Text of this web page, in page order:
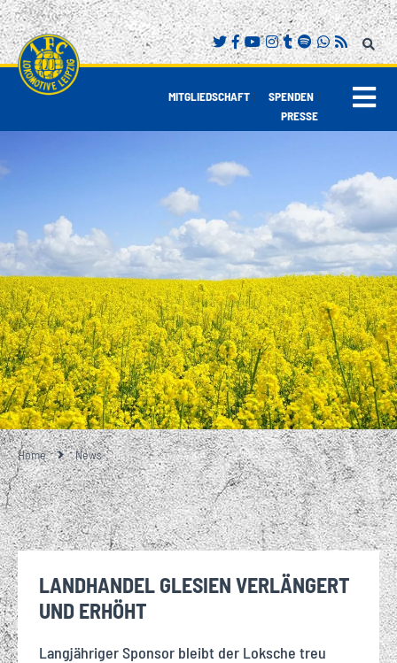
MITGLIEDSCHAFT| SPENDEN |
PRESSE
Home News
LANDHANDEL GLESIEN VERLÄNGERT
UND ERHÖHT
Langjähriger Sponsor bleibt der Loksche treu